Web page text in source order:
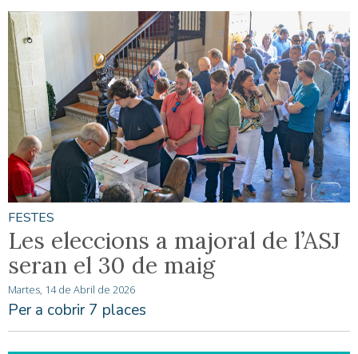
FESTES
Les eleccions a majoral de l’ASJ
seran el 30 de maig
Martes, 14 de Abril de 2026
Per a cobrir 7 places